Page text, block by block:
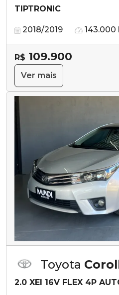
TIPTRONIC
2018/2019 143.000
R$ 109.900
Ver mais
Toyota
2.0 XEI 16V FLEX 4P